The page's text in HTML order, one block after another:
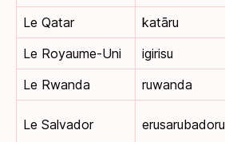
Le Qatar
katāru
Le Royaume-Uni
igirisu
Le Rwanda
ruwanda
Le Salvador erusarubadoru